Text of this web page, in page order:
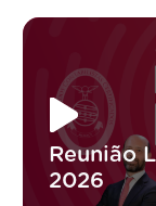
Reunião
2026